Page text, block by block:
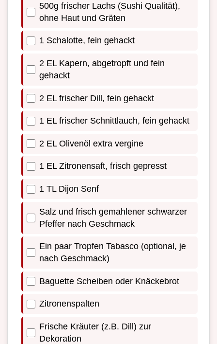
500g frischer Lachs (Sushi Qualität),
ohne Haut und Gräten
1 Schalotte, fein gehackt
2 EL Kapern, abgetropft und fein
gehackt
2 EL frischer Dill, fein gehackt
1 EL frischer Schnittlauch, fein gehackt
2 EL Olivenöl extra vergine
1 EL Zitronensaft, frisch gepresst
1 TL Dijon Senf
Salz und frisch gemahlener schwarzer
Pfeffer nach Geschmack
Ein paar Tropfen Tabasco (optional, je
nach Geschmack)
Baguette Scheiben oder Knäckebrot
Zitronenspalten
Frische Kräuter (z.B. Dill) zur
Dekoration